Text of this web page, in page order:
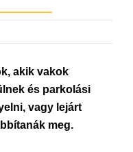
akik vakok
és parkolási
vagy lejárt
meg.